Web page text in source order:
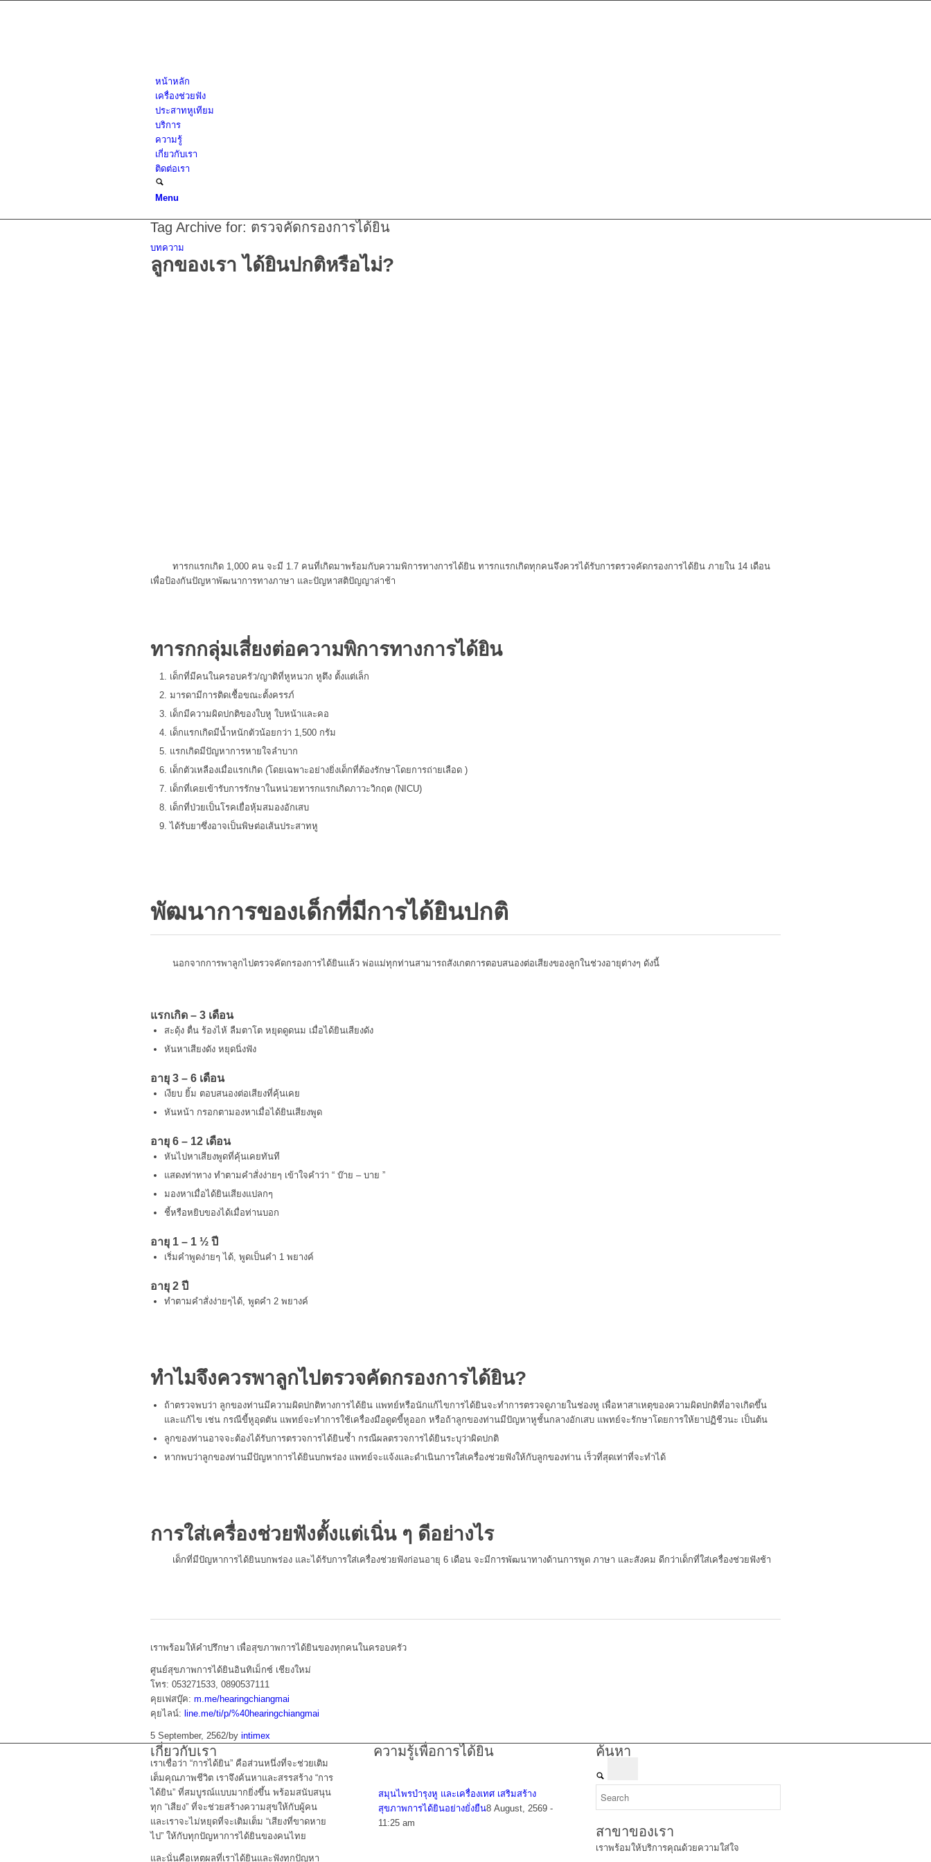
หน้าหลัก
เครื่องช่วยฟัง
ประสาทหูเทียม
บริการ
ความรู้
เกี่ยวกับเรา
ติดต่อเรา
Menu
Tag Archive for: ตรวจคัดกรองการได้ยิน
บทความ
ลูกของเรา ได้ยินปกติหรือไม่?
ทารกแรกเกิด 1,000 คน จะมี 1.7 คนที่เกิดมาพร้อมกับความพิการทางการได้ยิน ทารกแรกเกิดทุกคนจึงควรได้รับการตรวจคัดกรองการได้ยิน ภายใน 14 เดือน
เพื่อป้องกันปัญหาพัฒนาการทางภาษา และปัญหาสติปัญญาล่าช้า
ทารกกลุ่มเสี่ยงต่อความพิการทางการได้ยิน
เด็กที่มีคนในครอบครัว/ญาติที่หูหนวก หูตึง ตั้งแต่เล็ก
มารดามีการติดเชื้อขณะตั้งครรภ์
เด็กมีความผิดปกติของใบหู ใบหน้าและคอ
เด็กแรกเกิดมีน้ำหนักตัวน้อยกว่า 1,500 กรัม
แรกเกิดมีปัญหาการหายใจลำบาก
เด็กตัวเหลืองเมื่อแรกเกิด (โดยเฉพาะอย่างยิ่งเด็กที่ต้องรักษาโดยการถ่ายเลือด )
เด็กที่เคยเข้ารับการรักษาในหน่วยทารกแรกเกิดภาวะวิกฤต (NICU)
เด็กที่ป่วยเป็นโรคเยื่อหุ้มสมองอักเสบ
ได้รับยาซึ่งอาจเป็นพิษต่อเส้นประสาทหู
พัฒนาการของเด็กที่มีการได้ยินปกติ
นอกจากการพาลูกไปตรวจคัดกรองการได้ยินแล้ว พ่อแม่ทุกท่านสามารถสังเกตการตอบสนองต่อเสียงของลูกในช่วงอายุต่างๆ ดังนี้
แรกเกิด – 3 เดือน
สะดุ้ง ตื่น ร้องไห้ ลืมตาโต หยุดดูดนม เมื่อได้ยินเสียงดัง
หันหาเสียงดัง หยุดนิ่งฟัง
อายุ 3 – 6 เดือน
เงียบ ยิ้ม ตอบสนองต่อเสียงที่คุ้นเคย
หันหน้า กรอกตามองหาเมื่อได้ยินเสียงพูด
อายุ 6 – 12 เดือน
หันไปหาเสียงพูดที่คุ้นเคยทันที
แสดงท่าทาง ทำตามคำสั่งง่ายๆ เข้าใจคำว่า “ บ๊าย – บาย ”
มองหาเมื่อได้ยินเสียงแปลกๆ
ชี้หรือหยิบของได้เมื่อท่านบอก
อายุ 1 – 1 ½ ปี
เริ่มคำพูดง่ายๆ ได้, พูดเป็นคำ 1 พยางค์
อายุ 2 ปี
ทำตามคำสั่งง่ายๆได้, พูดคำ 2 พยางค์
ทำไมจึงควรพาลูกไปตรวจคัดกรองการได้ยิน?
ถ้าตรวจพบว่า ลูกของท่านมีความผิดปกติทางการได้ยิน แพทย์หรือนักแก้ไขการได้ยินจะทำการตรวจดูภายในช่องหู เพื่อหาสาเหตุของความผิดปกติที่อาจเกิดขึ้น
และแก้ไข เช่น กรณีขี้หูอุดตัน แพทย์จะทำการใช้เครื่องมือดูดขี้หูออก หรือถ้าลูกของท่านมีปัญหาหูชั้นกลางอักเสบ แพทย์จะรักษาโดยการให้ยาปฏิชีวนะ เป็นต้น
ลูกของท่านอาจจะต้องได้รับการตรวจการได้ยินซ้ำ กรณีผลตรวจการได้ยินระบุว่าผิดปกติ
หากพบว่าลูกของท่านมีปัญหาการได้ยินบกพร่อง แพทย์จะแจ้งและดำเนินการใส่เครื่องช่วยฟังให้กับลูกของท่าน เร็วที่สุดเท่าที่จะทำได้
การใส่เครื่องช่วยฟังตั้งแต่เนิ่น ๆ ดีอย่างไร
เด็กที่มีปัญหาการได้ยินบกพร่อง และได้รับการใส่เครื่องช่วยฟังก่อนอายุ 6 เดือน จะมีการพัฒนาทางด้านการพูด ภาษา และสังคม ดีกว่าเด็กที่ใส่เครื่องช่วยฟังช้า
เราพร้อมให้คำปรึกษา เพื่อสุขภาพการได้ยินของทุกคนในครอบครัว
ศูนย์สุขภาพการได้ยินอินทิเม็กซ์ เชียงใหม่
โทร: 053271533, 0890537111
คุยเฟสบุ๊ค: m.me/hearingchiangmai
คุยไลน์: line.me/ti/p/%40hearingchiangmai
5 September, 2562/by intimex
เกี่ยวกับเรา
เราเชื่อว่า “การได้ยิน” คือส่วนหนึ่งที่จะช่วยเติม
เต็มคุณภาพชีวิต เราจึงค้นหาและสรรสร้าง “การ
ได้ยิน” ที่สมบูรณ์แบบมากยิ่งขึ้น พร้อมสนับสนุน
ทุก “เสียง” ที่จะช่วยสร้างความสุขให้กับผู้คน
และเราจะไม่หยุดที่จะเติมเต็ม “เสียงที่ขาดหาย
ไป” ให้กับทุกปัญหาการได้ยินของคนไทย
และนั่นคือเหตุผลที่เราได้ยินและฟังทุกปัญหา
ความรู้เพื่อการได้ยิน
สมุนไพรบำรุงหู และเครื่องเทศ เสริมสร้าง
สุขภาพการได้ยินอย่างยั่งยืน8 August, 2569 -
11:25 am
ค้นหา
สาขาของเรา
เราพร้อมให้บริการคุณด้วยความใส่ใจ